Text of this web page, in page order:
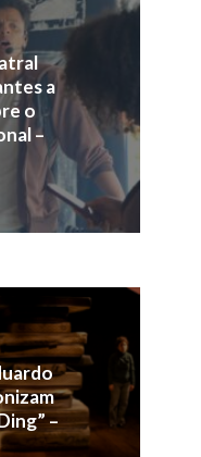
a
o
–
–